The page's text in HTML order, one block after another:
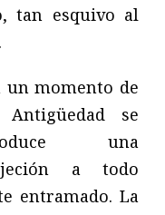
tan esquivo al
un momento de
se
una
a todo
entramado. La